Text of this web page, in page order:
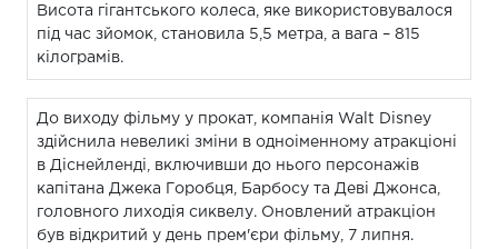
Висота гігантського колеса, яке використовувалося
під час зйомок, становила 5,5 метра, а вага – 815
кілограмів.
До виходу фільму у прокат, компанія Walt Disney
здійснила невеликі зміни в одноіменному атракціоні
в Діснейленді, включивши до нього персонажів
капітана Джека Горобця, Барбосу та Деві Джонса,
головного лиходія сиквелу. Оновлений атракціон
був відкритий у день прем'єри фільму, 7 липня.